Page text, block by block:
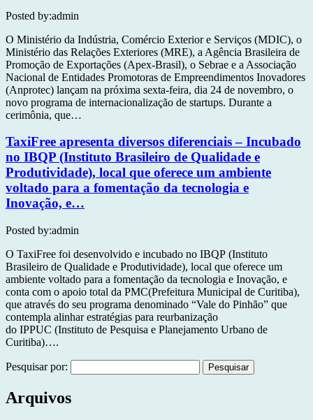
Posted by:admin
O Ministério da Indústria, Comércio Exterior e Serviços (MDIC), o
Ministério das Relações Exteriores (MRE), a Agência Brasileira de
Promoção de Exportações (Apex-Brasil), o Sebrae e a Associação
Nacional de Entidades Promotoras de Empreendimentos Inovadores
(Anprotec) lançam na próxima sexta-feira, dia 24 de novembro, o
novo programa de internacionalização de startups. Durante a
cerimônia, que…
TaxiFree apresenta diversos diferenciais – Incubado
no IBQP (Instituto Brasileiro de Qualidade e
Produtividade), local que oferece um ambiente
voltado para a fomentação da tecnologia e
Inovação, e…
Posted by:admin
O TaxiFree foi desenvolvido e incubado no IBQP (Instituto
Brasileiro de Qualidade e Produtividade), local que oferece um
ambiente voltado para a fomentação da tecnologia e Inovação, e
conta com o apoio total da PMC(Prefeitura Municipal de Curitiba),
que através do seu programa denominado “Vale do Pinhão” que
contempla alinhar estratégias para reurbanização
do IPPUC (Instituto de Pesquisa e Planejamento Urbano de
Curitiba)….
Pesquisar por:
Arquivos